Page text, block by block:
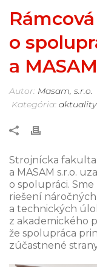
o
a
Autor: Masam, s.r.o.
Kategória: aktuality
Strojnícka fakulta
a MASAM s.r.o.
o spolupráci.
riešení
a technických
z akademického
že spolupráca
zúčastnené